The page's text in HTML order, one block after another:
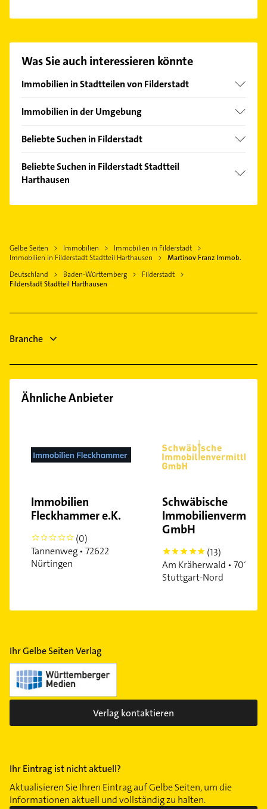
finden Sie alleKontaktdaten.
Was Sie auch interessieren könnte
Immobilien in Stadtteilen von Filderstadt
Bernhausen
Plattenhardt
Immobilien in der Umgebung
Aichtal
Denkendorf Württemberg
Leinfelden-Echterdingen
Wendlingen am Neckar
Esslingen am Neckar
Beliebte Suchen in Filderstadt
Bestatter
Maler
Kanalreinigung
Steuerberater
Schreiner
Lüftungsanlagen
Beliebte Suchen in Filderstadt Stadtteil
Harthausen
Heizung & Sanitär
Heizungsbauer
Allgemeinarzt
Gelbe Seiten Immobilien
Immobilien in Filderstadt
Immobilien in Filderstadt Stadtteil Harthausen
Martinov Franz Immob.
Deutschland
Baden-Württemberg
Filderstadt
Filderstadt Stadtteil Harthausen
Branche
Ähnliche Anbieter
Immobilien
Fleckhammer e.K.
0
(0)
Tannenweg • 72622
Nürtingen
Schwäbische
GmbH
5
(13)
Am Kräherwald • 70192
Stuttgart-Nord
Ihr Gelbe Seiten Verlag
Verlag kontaktieren
Ihr Eintrag ist nicht aktuell?
Aktualisieren Sie Ihren Eintrag auf Gelbe Seiten, um die
Informationen aktuell und vollständig zu halten.